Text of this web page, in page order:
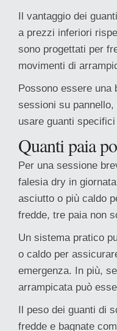
Il vantaggio dei
a prezzi inferiori
sono progettati per
movimenti di
Possono essere una
sessioni su
usare guanti
Quanti paia
Per una sessione
falesia dry in
asciutto o più caldo
fredde, tre paia non
Un sistema pratico
o caldo per
emergenza. In più,
arrampicata può
Il peso dei guanti di
fredde e bagnate